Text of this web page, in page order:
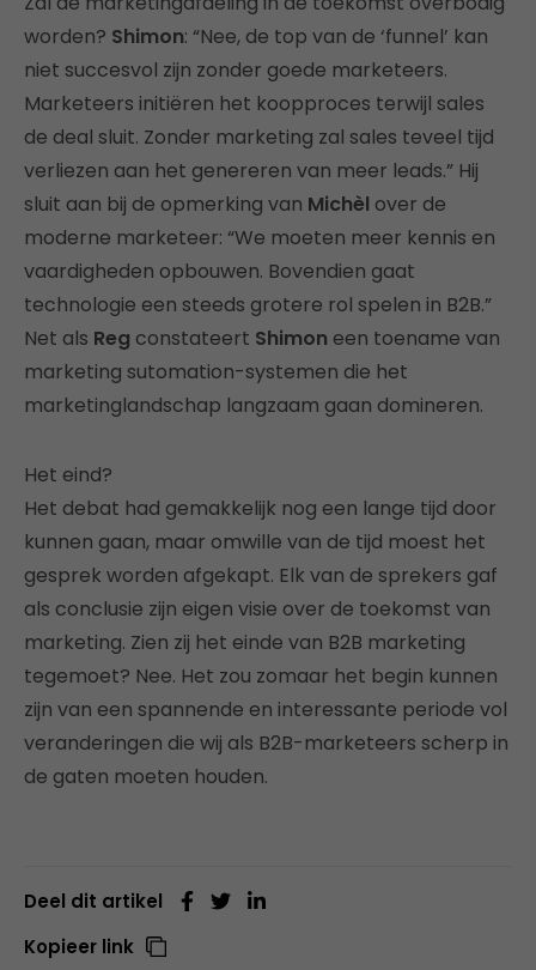
worden? Shimon: “Nee, de top van de ‘funnel’ kan
niet succesvol zijn zonder goede marketeers.
Marketeers initiëren het koopproces terwijl sales
de deal sluit. Zonder marketing zal sales teveel tijd
verliezen aan het genereren van meer leads.” Hij
sluit aan bij de opmerking van Michèl over de
moderne marketeer: “We moeten meer kennis en
vaardigheden opbouwen. Bovendien gaat
technologie een steeds grotere rol spelen in B2B.”
Net als Reg constateert Shimon een toename van
marketing sutomation-systemen die het
marketinglandschap langzaam gaan domineren.
Het eind?
Het debat had gemakkelijk nog een lange tijd door
kunnen gaan, maar omwille van de tijd moest het
gesprek worden afgekapt. Elk van de sprekers gaf
als conclusie zijn eigen visie over de toekomst van
marketing. Zien zij het einde van B2B marketing
tegemoet? Nee. Het zou zomaar het begin kunnen
zijn van een spannende en interessante periode vol
veranderingen die wij als B2B-marketeers scherp in
de gaten moeten houden.
Deel dit artikel
Kopieer link